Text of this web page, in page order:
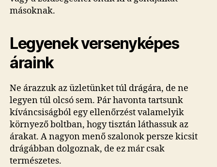
másoknak.
Legyenek versenyképes
áraink
Ne árazzuk az üzletünket túl drágára, de ne
legyen túl olcsó sem. Pár havonta tartsunk
kíváncsiságból egy ellenőrzést valamelyik
környező boltban, hogy tisztán láthassuk az
árakat. A nagyon menő szalonok persze kicsit
drágábban dolgoznak, de ez már csak
természetes.